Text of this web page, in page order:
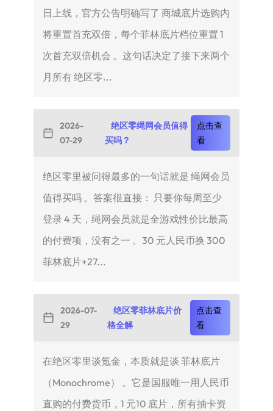
日上线，官方公告明确写了 商城底片选购内
将重置首充双倍，每个菲林底片档位重置 1
次首充双倍机会 。这句话决定了接下来两个
月所有 绝区零...
2026-
07-29
绝区零绳网会员值得
买吗？
点击查
看
绝区零里被问得最多的一句话就是 绳网会员
值得买吗 。答案很直接： 只要你每周至少
登录 4 天，绳网会员就是全游戏性价比最高
的付费项，没有之一 。30 元人民币换 300
菲林底片+27...
2026-07-
29
绝区零菲林底片价
格全解
点击查
看
在绝区零里谈氪金，本质就是谈 菲林底片
（Monochrome） 。它是国服唯一用人民币
直购的付费货币，1 元10 底片，所有抽卡资